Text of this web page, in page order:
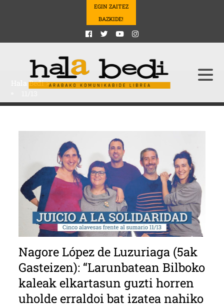
EGIN ZAITEZ
BAZKIDE!
Hala Bedi>
Nagore López de Luzuriaga (5ak
Gasteizen): “Larunbatean Bilboko
kaleak elkartasun guzti horren
uholde erraldoi bat izatea nahiko